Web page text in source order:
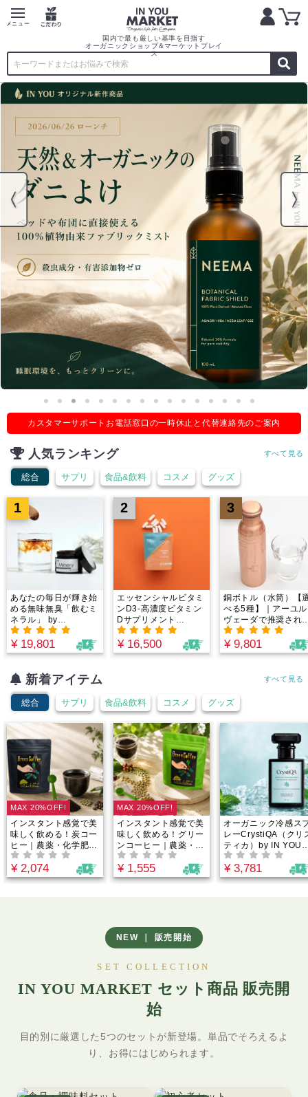
国内で最も厳しい基準を目指す
オーガニックショップ&マーケットプレイ
ス
カスタマーサポートお電話窓口の一時休止と代替連絡先のご案内
人気ランキング すべて見る
総合 サプリ 食品&飲料 コスメ グッズ
1
あなたの毎日が輝き始
める無味無臭「飲むミ
ネラル」 by
Minery(ミネリー）カ
ナダ原生林から誕生！
重金属・農薬テスト済
月分でお得！1日188
円からのミネラル週
間。
¥ 19,801
2
エッセンシャルビタミ
ンD3-高濃度ビタミン
Dサプリメント
4000IU/1カプセル｜
完全オーガニック×非
加熱×天然型ビタミン
Minery（ミネリー）
¥ 16,500
3
銅ボトル（水筒）【
べる5種】｜アーユル
ヴェーダで推奨され
銅製ボトル。入れる
浄化したアルカリ性
お水に。世界各国で
アイテム。
¥ 9,801
新着アイテム すべて見る
総合 サプリ 食品&飲料 コスメ グッズ
MAX 20%OFF!
インスタント感覚で美
味しく飲める！炭コー
ヒー｜農薬・化学肥
料・添加物不使用！栄
養たっぷりグリーンコ
ーヒーと日本三大備長
¥ 2,074
MAX 20%OFF!
インスタント感覚で美
味しく飲める！グリー
ンコーヒー｜農薬・化
学肥料・添加物不使
用！グリーンコーヒー
の栄養成分とチアパス
健康と若々しさを保つ
ファイトケミカルやク
素がたっぷり
¥ 1,555
オーガニック冷感ス
レーCrystiQA（クリ
ティカ）by IN YOU
天然クーリングミス
ト・100%植物由来で
夏バテ対策！オーガ
¥ 3,781
NEW ｜ 販売開始
SET COLLECTION
IN YOU MARKET セット商品 販売開
始
目的別に厳選した5つのセットが新登場。単品でそろえるよ
り、お得にはじめられます。